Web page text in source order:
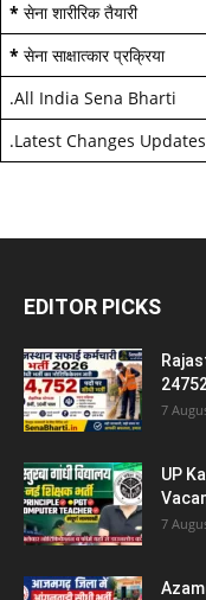
* सेना शारीरिक तैयारी
* सेना साक्षात्कार प्रक्रिया
.All India Sena Bharti
.Latest Changes Updates
EDITOR PICKS
24752
7
UP
7